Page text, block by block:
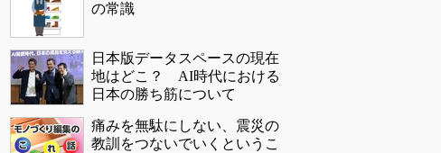
の常識
日本版データスペースの現在
地はどこ？ AI時代における
日本の勝ち筋について
痛みを無駄にしない、震災の
教訓をつないでいくというこ